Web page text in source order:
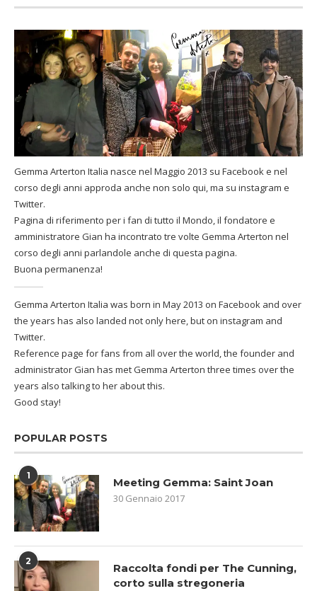
Gemma Arterton Italia nasce nel Maggio 2013 su Facebook e nel
corso degli anni approda anche non solo qui, ma su instagram e
Twitter.
Pagina di riferimento per i fan di tutto il Mondo, il fondatore e
amministratore Gian ha incontrato tre volte Gemma Arterton nel
corso degli anni parlandole anche di questa pagina.
Buona permanenza!
Gemma Arterton Italia was born in May 2013 on Facebook and over
the years has also landed not only here, but on instagram and
Twitter.
Reference page for fans from all over the world, the founder and
administrator Gian has met Gemma Arterton three times over the
years also talking to her about this.
Good stay!
POPULAR POSTS
1 Meeting Gemma: Saint Joan
30 Gennaio 2017
2
Raccolta fondi per The Cunning,
corto sulla stregoneria